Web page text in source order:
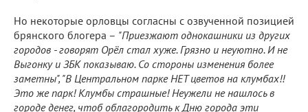
Но некоторые орловцы согласны с озвученной позицией
брянского блогера – "Приезжают однокашники из других
городов - говорят Орёл стал хуже. Грязно и неуютно. И не
Выгонку и ЗБК показываю. Со стороны изменения более
заметны", "В Центральном парке НЕТ цветов на клумбах!!
Это же парк! Клумбы страшные! Неужели не нашлось в
городе денег, чтоб облагородить к Дню города эти